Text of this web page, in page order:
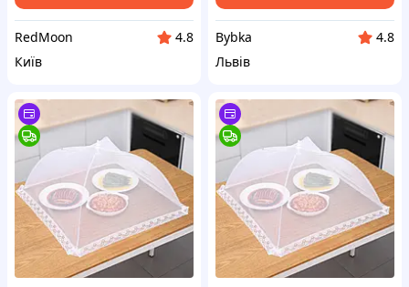
RedMoon
4.8
Київ
Bybka
4.8
Львів